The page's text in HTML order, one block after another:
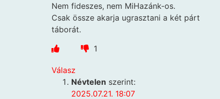
Nem fideszes, nem MiHazánk-os.
Csak össze akarja ugrasztani a két párt
táborát.
1
Válasz
Névtelen szerint:
2025.07.21. 18:07